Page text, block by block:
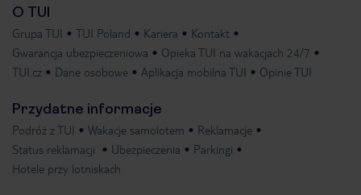
O TUI
Grupa TUI TUI Poland Kariera
Kontakt
Gwarancja ubezpieczeniowa
Opieka TUI na wakacjach 24/7
TUI.cz
Dane osobowe Aplikacja mobilna TUI Opinie TUI
Przydatne informacje
Podróż z TUI Wakacje samolotem
Reklamacje
Status reklamacji
Ubezpieczenia
Parkingi
Hotele przy lotniskach